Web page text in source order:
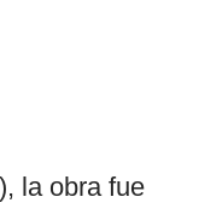
la obra fue